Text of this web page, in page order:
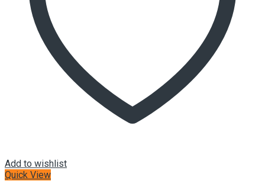
Add to wishlist
Quick View